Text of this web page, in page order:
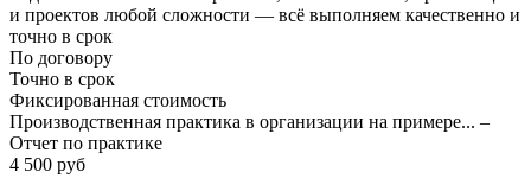
и проектов любой сложности — всё выполняем качественно и
точно в срок
По договору
Точно в срок
Фиксированная стоимость
Производственная практика в организации на примере... –
Отчет по практике
4 500 руб